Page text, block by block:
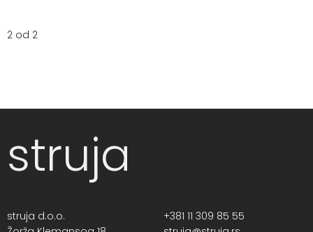
2 od 2
struja
struja d.o.o.
+381 11 309 85 55